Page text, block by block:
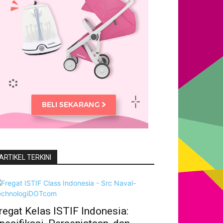
TERKINI
Kelas ISTIF Indonesia: